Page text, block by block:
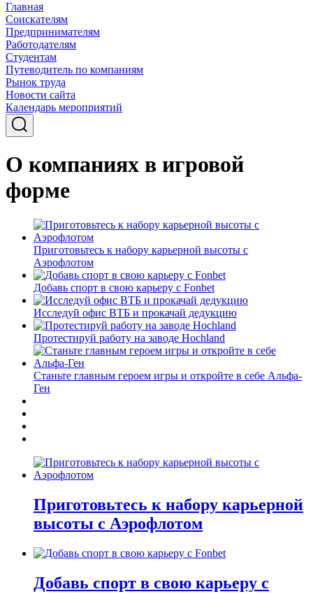
Главная
Соискателям
Предпринимателям
Работодателям
Студентам
Путеводитель по компаниям
Рынок труда
Новости сайта
Календарь мероприятий
О компаниях в игровой
форме
Приготовьтесь к набору карьерной высоты с
Аэрофлотом
Добавь спорт в свою карьеру с Fonbet
Исследуй офис ВТБ и прокачай дедукцию
Протестируй работу на заводе Hochland
Станьте главным героем игры и откройте в себе Альфа-
Ген
Приготовьтесь к набору карьерной
высоты с Аэрофлотом
Добавь спорт в свою карьеру с